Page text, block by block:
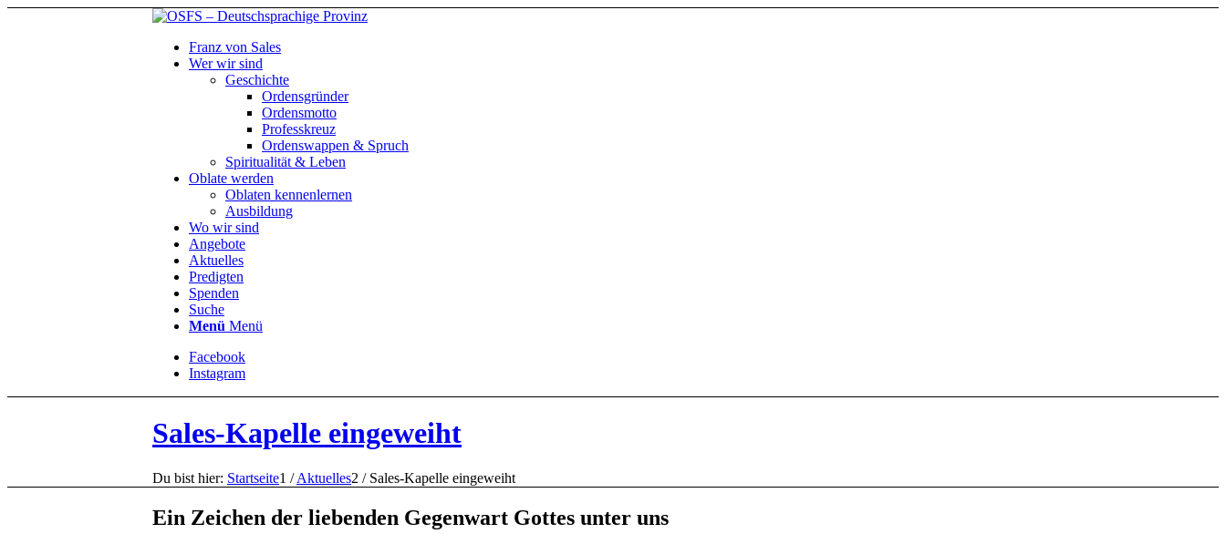
Franz von Sales
Wer wir sind
Geschichte
Ordensgründer
Ordensmotto
Professkreuz
Ordenswappen & Spruch
Spiritualität & Leben
Oblate werden
Oblaten kennenlernen
Ausbildung
Wo wir sind
Angebote
Aktuelles
Predigten
Spenden
Suche
Menü Menü
Facebook
Instagram
Sales-Kapelle eingeweiht
Du bist hier: Startseite1 / Aktuelles2 / Sales-Kapelle eingeweiht
Ein Zeichen der liebenden Gegenwart Gottes unter uns